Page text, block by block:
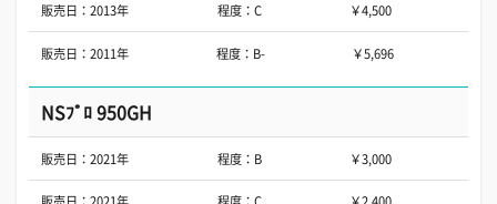
販売日：2013年 程度：C ￥4,500
販売日：2011年 程度：B- ￥5,696
NSﾌﾟﾛ 950GH
販売日：2021年 程度：B ￥3,000